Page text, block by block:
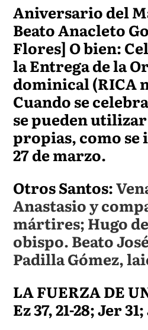
Aniversario del
Beato Anacleto
Flores] O bien:
la Entrega de la
dominical (RICA
Cuando se
se pueden
propias, como se
27 de marzo.
Otros Santos:
Anastasio y
mártires; Hugo
obispo. Beato
Padilla Gómez,
LA FUERZA DE
Ez 37, 21-28; Jer